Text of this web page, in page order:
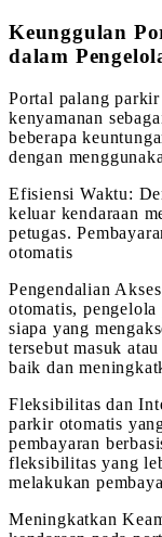
Keunggulan
dalam
Portal palang parkir
kenyamanan
beberapa
dengan
Efisiensi Waktu:
keluar kendaraan
petugas.
otomatis
Pengendalian
otomatis,
siapa yang
tersebut masuk
baik dan
Fleksibilitas dan
parkir otomatis
pembayaran
fleksibilitas yang
melakukan
Meningkatkan